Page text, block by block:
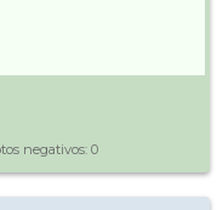
negativos: 0